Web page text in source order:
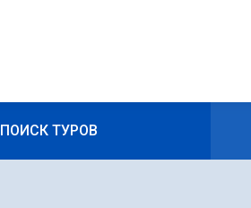
ПОИСК ТУРОВ